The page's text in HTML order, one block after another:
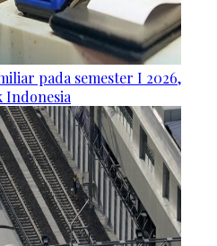
pada semester I 2026,
Indonesia